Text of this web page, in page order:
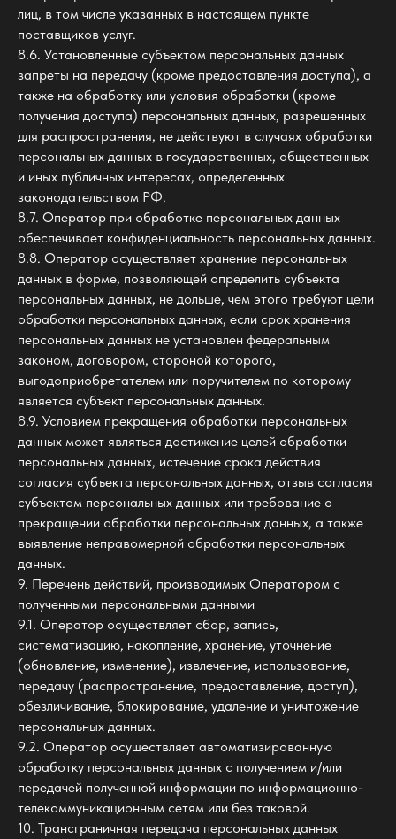
лиц, в том числе указанных в настоящем пункте
поставщиков услуг.
8.6. Установленные субъектом персональных данных
запреты на передачу (кроме предоставления доступа), а
также на обработку или условия обработки (кроме
получения доступа) персональных данных, разрешенных
для распространения, не действуют в случаях обработки
персональных данных в государственных, общественных
и иных публичных интересах, определенных
законодательством РФ.
8.7. Оператор при обработке персональных данных
обеспечивает конфиденциальность персональных данных.
8.8. Оператор осуществляет хранение персональных
данных в форме, позволяющей определить субъекта
персональных данных, не дольше, чем этого требуют цели
обработки персональных данных, если срок хранения
персональных данных не установлен федеральным
законом, договором, стороной которого,
выгодоприобретателем или поручителем по которому
является субъект персональных данных.
8.9. Условием прекращения обработки персональных
данных может являться достижение целей обработки
персональных данных, истечение срока действия
согласия субъекта персональных данных, отзыв согласия
субъектом персональных данных или требование о
прекращении обработки персональных данных, а также
выявление неправомерной обработки персональных
данных.
9. Перечень действий, производимых Оператором с
полученными персональными данными
9.1. Оператор осуществляет сбор, запись,
систематизацию, накопление, хранение, уточнение
(обновление, изменение), извлечение, использование,
передачу (распространение, предоставление, доступ),
обезличивание, блокирование, удаление и уничтожение
персональных данных.
9.2. Оператор осуществляет автоматизированную
обработку персональных данных с получением и/или
передачей полученной информации по информационно-
телекоммуникационным сетям или без таковой.
10. Трансграничная передача персональных данных